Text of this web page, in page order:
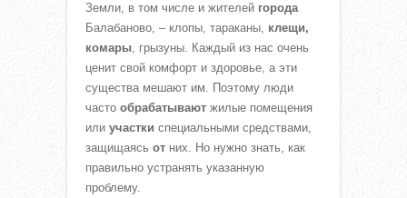
Земли, в том числе и жителей города
Балабаново, – клопы, тараканы, клещи,
комары, грызуны. Каждый из нас очень
ценит свой комфорт и здоровье, а эти
существа мешают им. Поэтому люди
часто обрабатывают жилые помещения
или участки специальными средствами,
защищаясь от них. Но нужно знать, как
правильно устранять указанную
проблему.